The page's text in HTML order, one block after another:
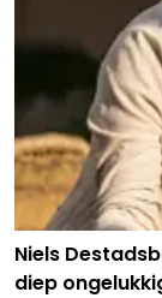
Niels
diep